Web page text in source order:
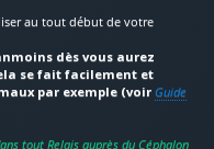
au tout début de votre
dès vous aurez
se fait facilement et
par exemple (voir Guide
tout Relais auprès du Céphalon